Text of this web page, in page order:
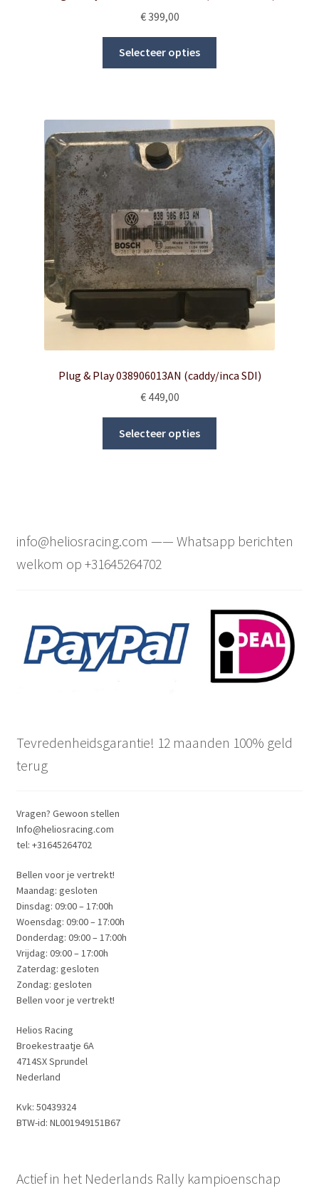
€399,00
Selecteer opties
The
options
may
be
chosen
on
the
product
page
Plug & Play 038906013AN (caddy/inca SDI)
€449,00
Selecteer opties
may
product
info@heliosracing.com —— Whatsapp berichten
welkom op +31645264702
Tevredenheidsgarantie! 12 maanden 100% geld
terug
Vragen? Gewoon stellen
Info@heliosracing.com
tel: +31645264702
Bellen voor je vertrekt!
Maandag: gesloten
Dinsdag: 09:00 – 17:00h
Woensdag: 09:00 – 17:00h
Donderdag: 09:00 – 17:00h
Vrijdag: 09:00 – 17:00h
Zaterdag: gesloten
Zondag: gesloten
Bellen voor je vertrekt!
Helios Racing
Broekestraatje 6A
4714SX Sprundel
Nederland
Kvk: 50439324
BTW-id: NL001949151B67
Actief in het Nederlands Rally kampioenschap